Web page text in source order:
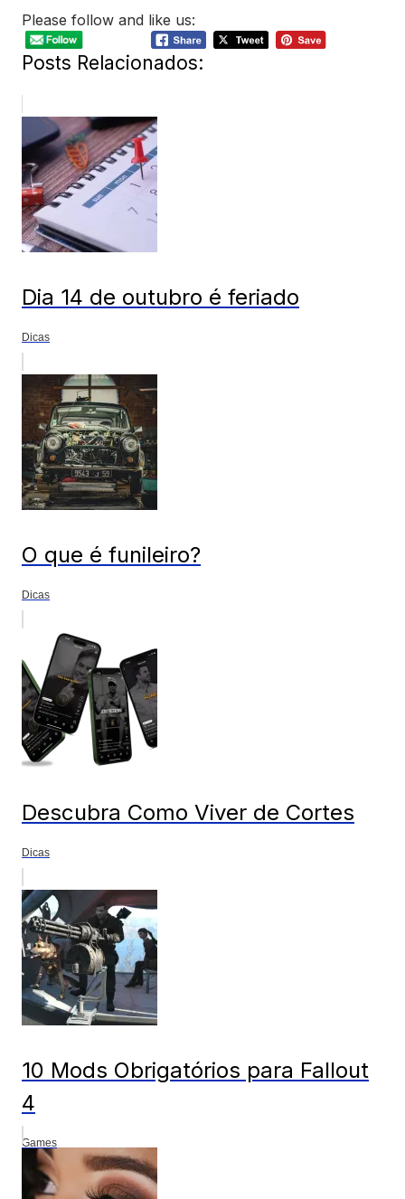
Please follow and like us:
Posts Relacionados:
Dia 14 de outubro é feriado
Dicas
O que é funileiro?
Dicas
Descubra Como Viver de Cortes
Dicas
10 Mods Obrigatórios para Fallout
4
Games